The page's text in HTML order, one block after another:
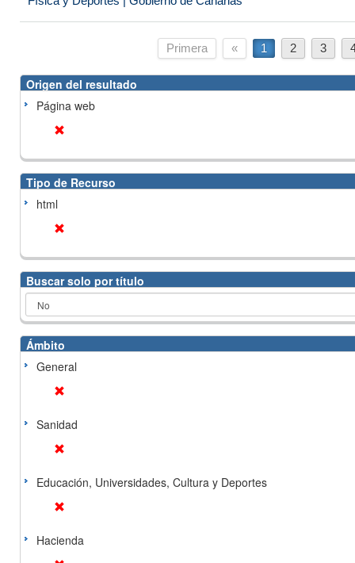
Primera « 1 2 3
Origen del resultado
Página web
Tipo de Recurso
html
Buscar solo por título
Ámbito
General
Sanidad
Educación, Universidades, Cultura y Deportes
Hacienda